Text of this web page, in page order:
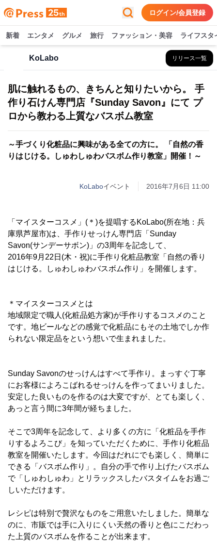
ログイン/会員登録
新着 エンタメ グルメ 旅行 ファッション・美容 ライフスタ
KoLabo リリース一覧
肌に触れるもの、きちんと知りたいから。 手
作り石けん専門店『Sunday Savon』にて プ
ロから教わる上質なバスボム教室
～手づくり化粧品に興味がある全ての方に。 「自然の香
りはじける。しゅわしゅわバスボム作り教室」開催！～
KoLaboイベント 2016年7月6日 11:00
「マイスターコスメ」(＊)を提唱するKoLabo(所在地：兵
庫県芦屋市)は、手作りせっけん専門店「Sunday
Savon(サンデーサボン)」の3周年を記念して、
2016年9月22日(木・祝)に手作り化粧品教室「自然の香り
はじける。しゅわしゅわバスボム作り」を開催します。
＊マイスターコスメとは
地域限定で職人(化粧品処方家)が手作りするコスメのこと
です。地ビールなどの感覚で化粧品にもその土地でしか作
られない限定品をという想いで生まれました。
Sunday Savonのせっけんはすべて手作り。まっすぐ丁寧
にお客様によろこばれるせっけんを作ってまいりました。
安定した良いものを作るのは大変ですが、とても楽しく、
あっと言う間に3年間が経ちました。
そこで3周年を記念して、より多くの方に「化粧品を手作
りするよろこび」を知っていただくために、手作り化粧品
教室を開催いたします。今回はだれにでも楽しく、簡単に
できる「バスボム作り」。自分の手で作り上げたバスボム
で「しゅわしゅわ」とリラックスしたバスタイムをお過ご
しいただけます。
レシピは特別で贅沢なものをご用意いたしました。簡単な
のに、市販では手に入りにくい天然の香りと色にこだわっ
た上質のバスボムを作ることが出来ます。